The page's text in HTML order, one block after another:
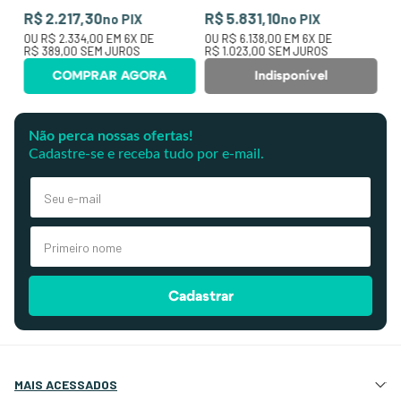
R$ 2.217,30no PIX
OU R$ 2.334,00 EM 6X DE
R$ 389,00 SEM JUROS
COMPRAR AGORA
R$ 5.831,10no PIX
OU R$ 6.138,00 EM 6X DE
R$ 1.023,00 SEM JUROS
Indisponível
Não perca nossas ofertas!
Cadastre-se e receba tudo por e-mail.
Cadastrar
MAIS ACESSADOS